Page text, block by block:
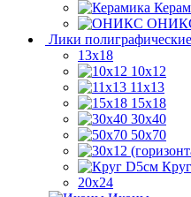
Лики полиграфические
13x18
10x12
11х13
15х18
30x40
50x70
20х24